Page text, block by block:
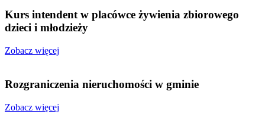
Kurs intendent w placówce żywienia zbiorowego
dzieci i młodzieży
Zobacz więcej
Rozgraniczenia nieruchomości w gminie
Zobacz więcej